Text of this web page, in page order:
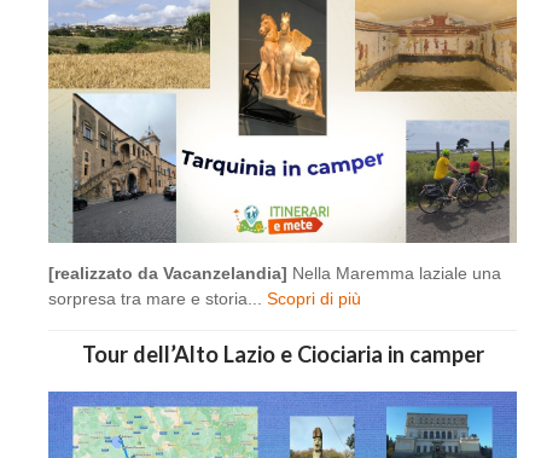
[realizzato da Vacanzelandia] Nella Maremma laziale una
sorpresa tra mare e storia... Scopri di più
Tour dell’Alto Lazio e Ciociaria in camper